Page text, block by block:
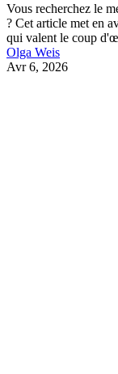
Vous recherchez le
? Cet article met en
qui valent le coup
Olga Weis
Avr 6, 2026